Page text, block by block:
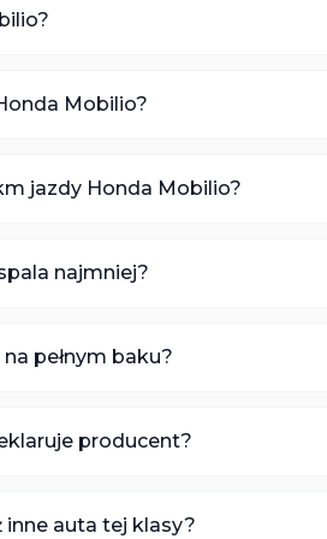
Mobilio?
jazdy Honda Mobilio?
najmniej?
pełnym baku?
producent?
inne auta tej klasy?